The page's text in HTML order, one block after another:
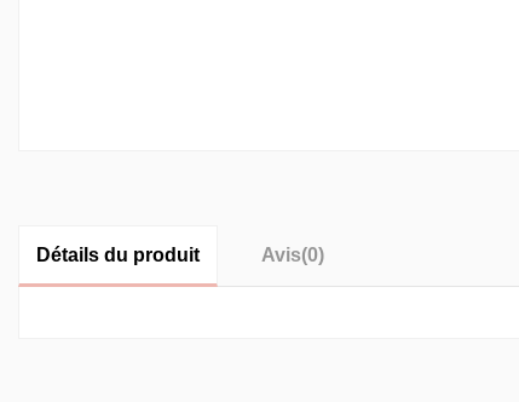
Détails du produit Avis(0)